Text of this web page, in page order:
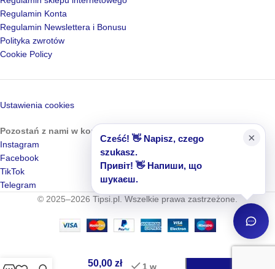
Regulamin Konta
Regulamin Newslettera i Bonusu
Polityka zwrotów
Cookie Policy
Ustawienia cookies
Pozostań z nami w kontakcie
Instagram
Facebook
TikTok
Telegram
© 2025–2026 Tipsi.pl. Wszelkie prawa zastrzeżone.
Caramel
–
50,00 zł 1 w
Cześć! 👋 Napisz, czego
szukasz.
Привіт! 👋 Напиши, що
шукаєш.
×